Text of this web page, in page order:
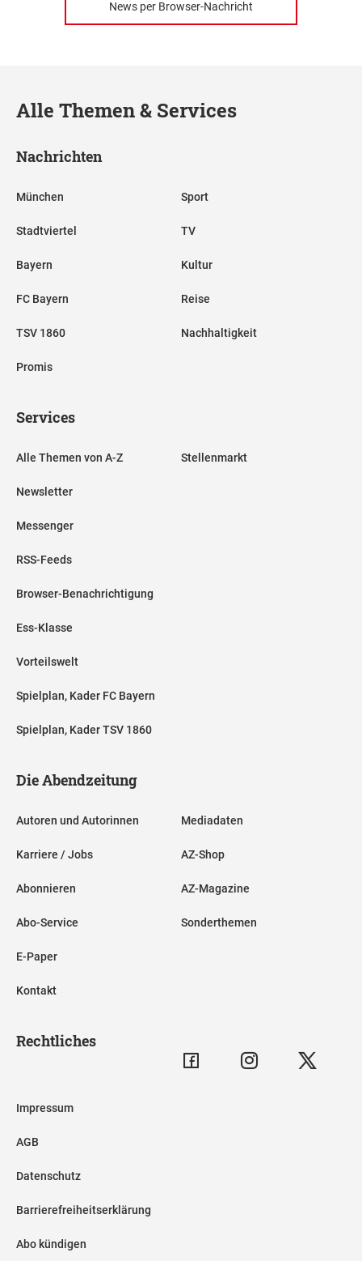
News per Browser-Nachricht
Alle Themen & Services
Nachrichten
München
Stadtviertel
Bayern
FC Bayern
TSV 1860
Promis
Sport
TV
Kultur
Reise
Nachhaltigkeit
Services
Alle Themen von A-Z
Newsletter
Messenger
RSS-Feeds
Browser-Benachrichtigung
Ess-Klasse
Vorteilswelt
Spielplan, Kader FC Bayern
Spielplan, Kader TSV 1860
Stellenmarkt
Die Abendzeitung
Autoren und Autorinnen
Karriere / Jobs
Abonnieren
Abo-Service
E-Paper
Kontakt
Mediadaten
AZ-Shop
AZ-Magazine
Sonderthemen
Rechtliches
Impressum
AGB
Datenschutz
Barrierefreiheitserklärung
Abo kündigen